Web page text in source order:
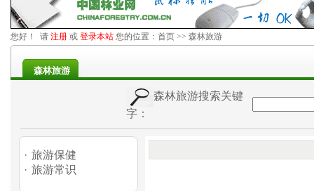
您好！ 请 注册 或 登录本站 您的位置： 首页 >> 森林旅游
森林旅游
森林旅游搜索关键
字：
· 旅游保健
· 旅游常识